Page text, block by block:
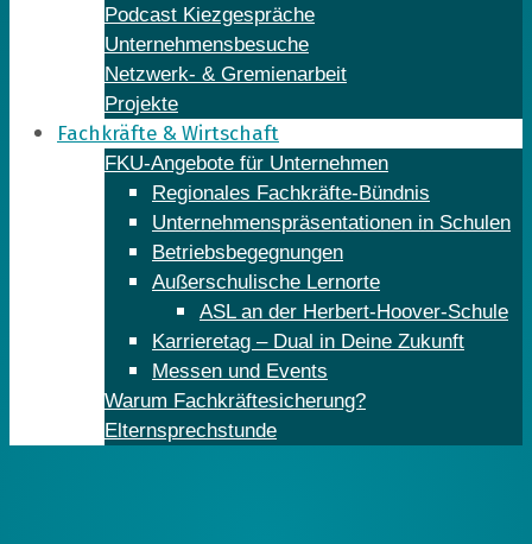
Podcast Kiezgespräche
Unternehmensbesuche
Netzwerk- & Gremienarbeit
Projekte
Fachkräfte & Wirtschaft
FKU-Angebote für Unternehmen
Regionales Fachkräfte-Bündnis
Unternehmenspräsentationen in Schulen
Betriebsbegegnungen
Außerschulische Lernorte
ASL an der Herbert-Hoover-Schule
Karrieretag – Dual in Deine Zukunft
Messen und Events
Warum Fachkräftesicherung?
Elternsprechstunde